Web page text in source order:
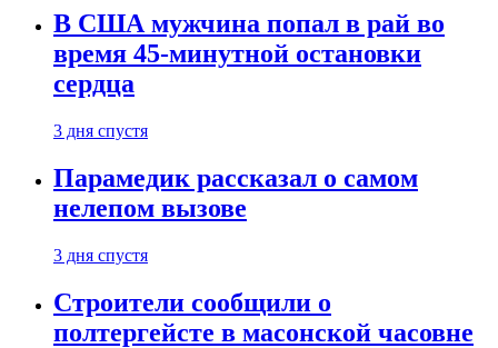
В США мужчина попал в рай во
время 45-минутной остановки
сердца
3 дня спустя
Парамедик рассказал о самом
нелепом вызове
3 дня спустя
Строители сообщили о
полтергейсте в масонской часовне